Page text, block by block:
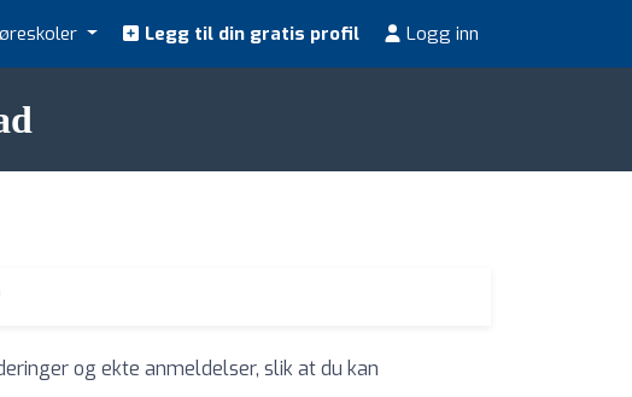
Legg til din gratis profil Logg inn
og ekte anmeldelser, slik at du kan